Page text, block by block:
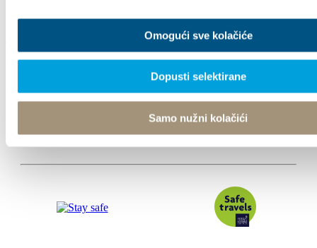
Omogući sve kolačiće
Dopusti selektirane
Samo nužni kolačići
© TZ Kastela 2022
Signed Design